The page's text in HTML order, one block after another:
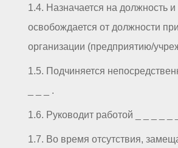
1.4. Назначается на должность и
освобождается от должности
организации (предприятию/
1.5. Подчиняется
_ _ _ .
1.6. Руководит работой _ _ _ _ _
1.7. Во время отсутствия,